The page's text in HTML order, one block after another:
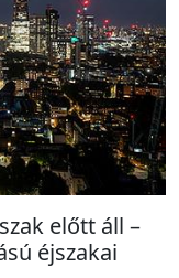
előtt áll –
éjszakai